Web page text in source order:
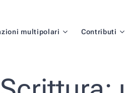
multipolari Contributi